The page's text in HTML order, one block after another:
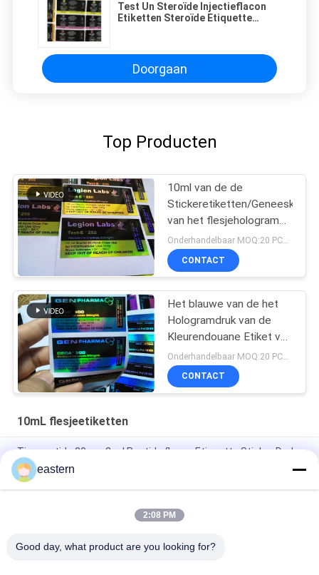
Test Un Steroïde Injectieflacon
Etiketten Steroïde Etiquette
Doorgaan
Top Producten
10ml van de de
Stickeretiketten/Geneeskunde
van het flesjehologram
de Laserdruk van het
Flessenetiket
CONTACT
Het blauwe van de het
Hologramdruk van de
Kleurendouane Etiket van
de het Voorschriftfles
voor 10Ml-Flesje
CONTACT
10mL flesjeetiketten
Tirze patide 20 mg 2 ml Peptide flacon Etiquette Sticker Druk
GHRP6 5MG 2 MLBottle Label Sticker Printing Voor peptide
poeder etiketten
GHRP6 5MG 2 MLBottle Label Sticker Printing Voor peptide
eastern
2:08 PM
Good day, what product are you looking for?